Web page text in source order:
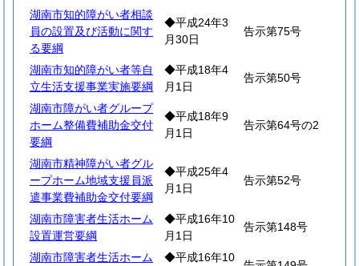
湖南市知的障がい者相談
員の設置及び活動に関す
る要綱
◆平成24年3
月30日
告示第75号
湖南市知的障がい者等自
立生活支援事業実施要綱
◆平成18年4
月1日
告示第50号
湖南市障がい者グループ
ホーム整備費補助金交付
要綱
◆平成18年9
月1日
告示第64号の2
湖南市精神障がい者グル
ープホーム地域支援員派
遣事業費補助金交付要綱
◆平成25年4
月1日
告示第52号
湖南市障害者生活ホーム
設置運営要綱
◆平成16年10
月1日
告示第148号
湖南市障害者生活ホーム
◆平成16年10